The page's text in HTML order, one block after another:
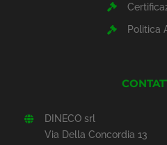
Politica
DINECO srl
Via Della Concordia 13